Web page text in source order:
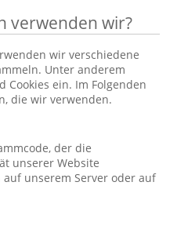
verwenden wir?
wir verschiedene
Unter anderem
Cookies ein. Im Folgenden
die wir verwenden.
der die
unserer Website
unserem Server oder auf